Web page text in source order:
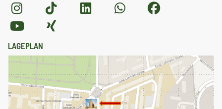
LAGEPLAN